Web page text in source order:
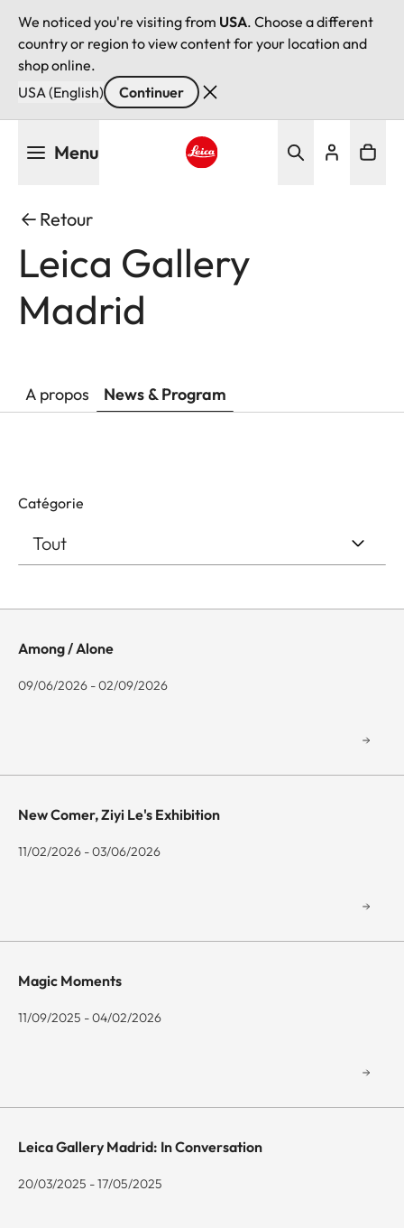
We noticed you're visiting from USA. Choose a different
country or region to view content for your location and
shop online.
USA (English)
Continuer
Menu
Retour
Leica Gallery
Madrid
A propos News & Program
Catégorie
Among / Alone
09/06/2026 - 02/09/2026
New Comer, Ziyi Le's Exhibition
11/02/2026 - 03/06/2026
Magic Moments
11/09/2025 - 04/02/2026
Leica Gallery Madrid: In Conversation
20/03/2025 - 17/05/2025